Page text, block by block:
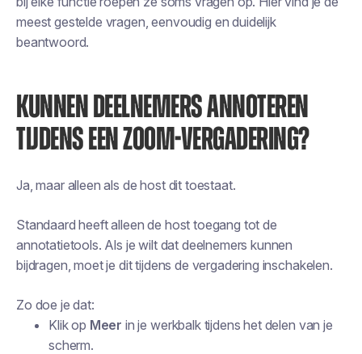
meest gestelde vragen, eenvoudig en duidelijk
beantwoord.
KUNNEN DEELNEMERS ANNOTEREN
TIJDENS EEN ZOOM-VERGADERING?
Ja, maar alleen als de host dit toestaat.
Standaard heeft alleen de host toegang tot de
annotatietools. Als je wilt dat deelnemers kunnen
bijdragen, moet je dit tijdens de vergadering inschakelen.
Zo doe je dat:
Klik op Meer in je werkbalk tijdens het delen van je
scherm.